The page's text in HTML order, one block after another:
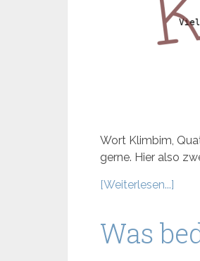
Wort Klimbim,
gerne. Hier also
[Weiterlesen...]
Was